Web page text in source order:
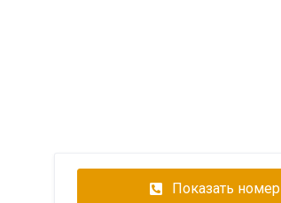
Показать номер